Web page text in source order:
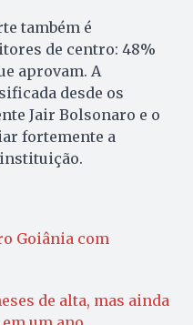
também é
de centro: 48%
aprovam. A
desde os
Jair Bolsonaro e o
fortemente a
Goiânia com
de alta, mas ainda